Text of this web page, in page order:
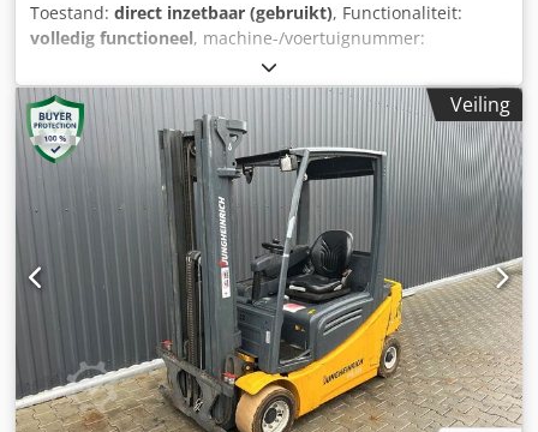
Toestand: direct inzetbaar (gebruikt), Functionaliteit:
volledig functioneel, machine-/voertuignummer:
2020
draagvermogen:2.500 kg, hefhoogte:4.610 mm, vrije
hefhoogte:
1.394 mm, brandstoftype: diesel, masttype:
triplex , bouwhoogte:2.134 mm
, Geen minimum prijs –
gegarandeerde verkoop tegen het hoogste bod!
TECHNISCHE DETAILS Draagvermogen: 2.500 kg
Lastzwaartepunt: 500 mm Hefhoogte: 4.610 mm Vrije
hefhoogte: 1.394 mm Masttype: Triplex Bouwhoogte: 2.134
mm Type voorband: Superelastische band, zwart Type
achterband: Superelastische band, zwart Dcsdjzpyibspfx
Al Dek Staat van de banden: 70% MACHINE DETAILS
Aandrijf type: Diesel Bedrijfstijden: 5.061,0 uur
Motorvermogen: 45 kW Eigen gewicht: 4.648 kg
UITRUSTING - Verlichting - Zijverschuiving - Bediening met
één pedaal - 3 LED-werklampen
Veiling